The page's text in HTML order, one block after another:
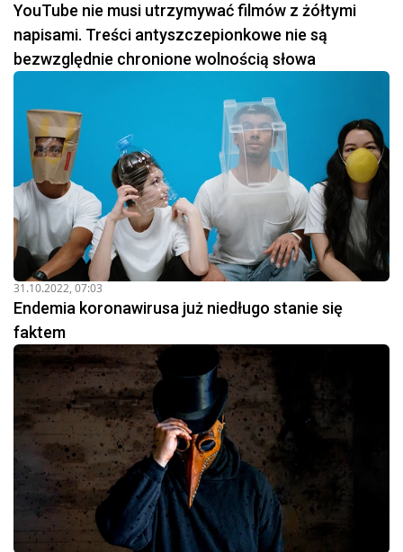
YouTube nie musi utrzymywać filmów z żółtymi
napisami. Treści antyszczepionkowe nie są
bezwzględnie chronione wolnością słowa
31.10.2022, 07:03
Endemia koronawirusa już niedługo stanie się
faktem